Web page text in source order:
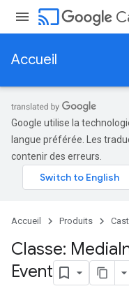
cast
Accueil
Google utilise la
langue préférée. Les
contenir des erreurs.
Accueil Produits Cast
Classe: Media
Event